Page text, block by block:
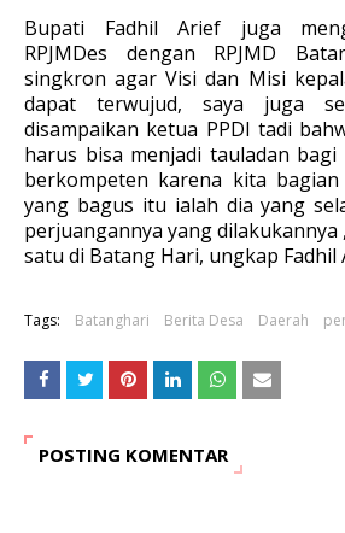
Bupati Fadhil Arief juga
RPJMDes dengan RPJMD
singkron agar Visi dan Misi
dapat terwujud, saya juga
disampaikan ketua PPDI tadi
harus bisa menjadi tauladan bagi
berkompeten karena kita
yang bagus itu ialah dia yang
perjuangannya yang
satu di Batang Hari, ungkap Fadhil
Tags: Batanghari Berita Desa Daerah
POSTING KOMENTAR